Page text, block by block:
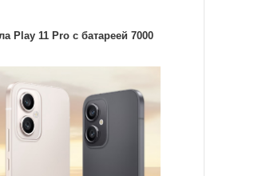
Play 11 Pro с батареей 7000